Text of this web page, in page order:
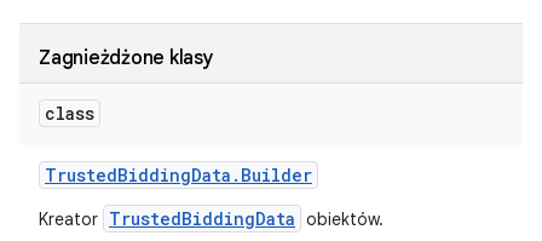
Zagnieżdżone klasy
class
TrustedBiddingData . Builder
Kreator TrustedBiddingData obiektów.